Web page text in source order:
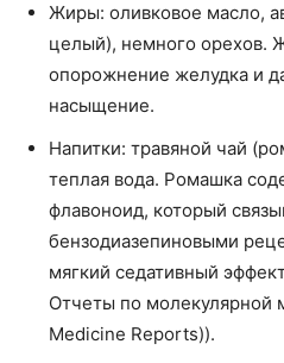
Жиры: оливковое масло,
целый), немного орехов.
опорожнение желудка и
насыщение.
Напитки: травяной чай
теплая вода. Ромашка
флавоноид, который
бензодиазепиновыми
мягкий седативный
Отчеты по молекулярной
Medicine Reports)).